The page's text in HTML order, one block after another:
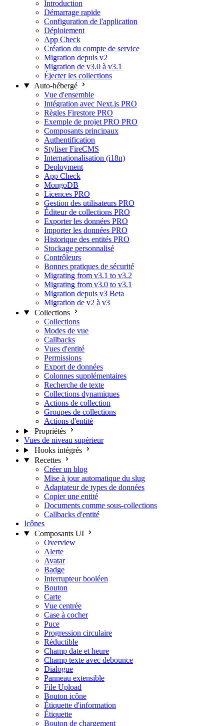
Introduction
Démarrage rapide
Configuration de l'application
Déploiement
App Check
Création du compte de service
Migration depuis v2
Migration de v3.0 à v3.1
Éjecter les collections
Auto-hébergé
Vue d'ensemble
Intégration avec Next.js PRO
Règles Firestore PRO
Exemple de projet PRO PRO
Composants principaux
Authentification
Styliser FireCMS
Internationalisation (i18n)
Deployment
App Check
MongoDB
Licences PRO
Gestion des utilisateurs PRO
Éditeur de collections PRO
Exporter les données PRO
Importer les données PRO
Historique des entités PRO
Stockage personnalisé
Contrôleurs
Bonnes pratiques de sécurité
Migrating from v3.1 to v3.2
Migrating from v3.0 to v3.1
Migration depuis v3 Beta
Migration de v2 à v3
Collections
Collections
Modes de vue
Callbacks
Vues d'entité
Permissions
Export de données
Colonnes supplémentaires
Recherche de texte
Collections dynamiques
Actions de collection
Groupes de collections
Actions d'entité
Propriétés
Vues de niveau supérieur
Hooks intégrés
Recettes
Créer un blog
Mise à jour automatique du slug
Adaptateur de types de données
Copier une entité
Documents comme sous-collections
Callbacks d'entité
Icônes
Composants UI
Overview
Alerte
Avatar
Badge
Interrupteur booléen
Bouton
Carte
Vue centrée
Case à cocher
Puce
Progression circulaire
Réductible
Champ date et heure
Champ texte avec debounce
Dialogue
Panneau extensible
File Upload
Bouton icône
Étiquette d'information
Étiquette
Bouton de chargement